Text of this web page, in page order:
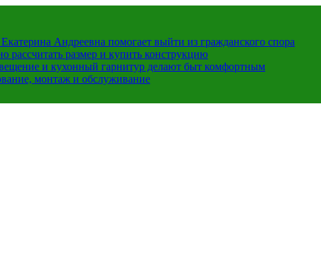
Андреевна помогает выйти из гражданского спора
рассчитать размер и купить конструкцию
и кухонный гарнитур делают быт комфортным
монтаж и обслуживание